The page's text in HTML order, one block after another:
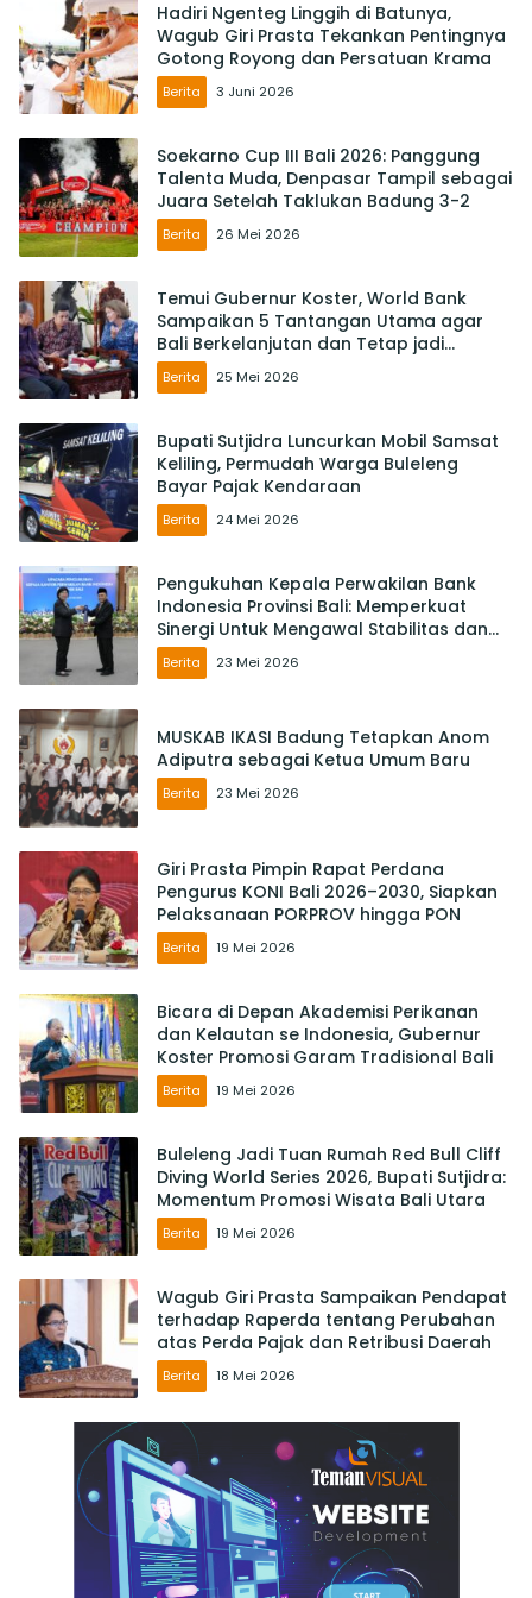
Hadiri Ngenteg Linggih di Batunya,
Wagub Giri Prasta Tekankan Pentingnya
Gotong Royong dan Persatuan Krama
Berita 3 Juni 2026
Soekarno Cup III Bali 2026: Panggung
Talenta Muda, Denpasar Tampil sebagai
Juara Setelah Taklukan Badung 3-2
Berita 26 Mei 2026
Temui Gubernur Koster, World Bank
Sampaikan 5 Tantangan Utama agar
Bali Berkelanjutan dan Tetap jadi
Primadona
Berita 25 Mei 2026
Bupati Sutjidra Luncurkan Mobil Samsat
Keliling, Permudah Warga Buleleng
Bayar Pajak Kendaraan
Berita 24 Mei 2026
Pengukuhan Kepala Perwakilan Bank
Indonesia Provinsi Bali: Memperkuat
Sinergi Untuk Mengawal Stabilitas dan
Mendorong Pertumbuhan Ekonomi Bali
Berita 23 Mei 2026
MUSKAB IKASI Badung Tetapkan Anom
Adiputra sebagai Ketua Umum Baru
Berita 23 Mei 2026
Giri Prasta Pimpin Rapat Perdana
Pengurus KONI Bali 2026–2030, Siapkan
Pelaksanaan PORPROV hingga PON
Berita 19 Mei 2026
Bicara di Depan Akademisi Perikanan
dan Kelautan se Indonesia, Gubernur
Koster Promosi Garam Tradisional Bali
Berita 19 Mei 2026
Buleleng Jadi Tuan Rumah Red Bull Cliff
Diving World Series 2026, Bupati Sutjidra:
Momentum Promosi Wisata Bali Utara
Berita 19 Mei 2026
Wagub Giri Prasta Sampaikan Pendapat
terhadap Raperda tentang Perubahan
atas Perda Pajak dan Retribusi Daerah
Berita 18 Mei 2026